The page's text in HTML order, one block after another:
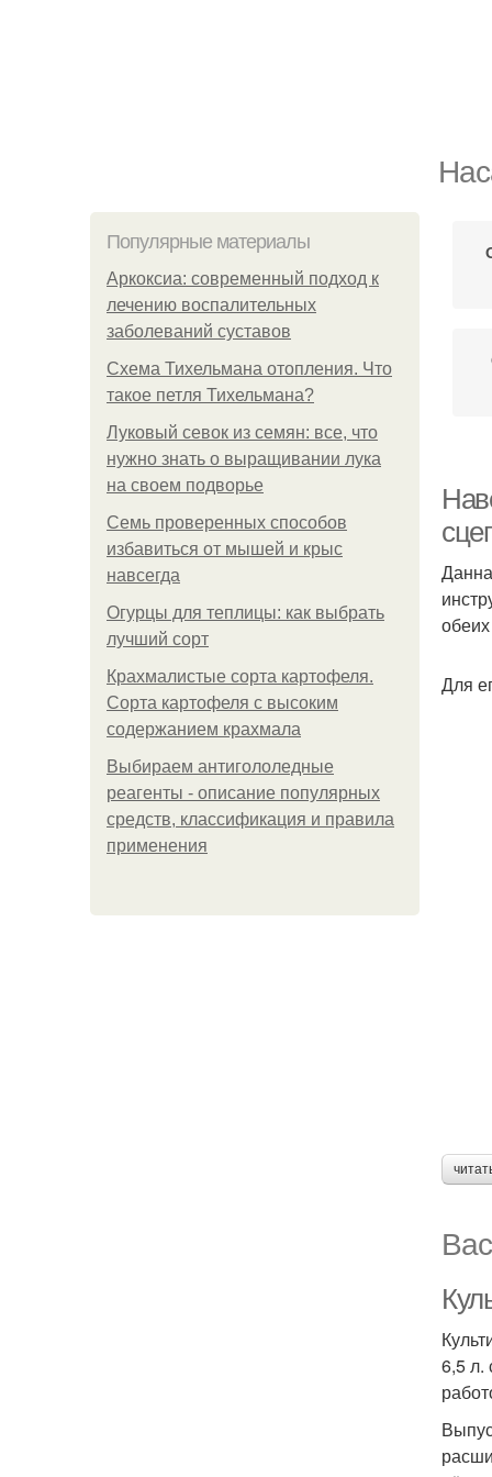
Популярные материалы
Аркоксиа: современный подход к
лечению воспалительных
заболеваний суставов
Схема Тихельмана отопления. Что
такое петля Тихельмана?
Луковый севок из семян: все, что
нужно знать о выращивании лука
на своем подворье
Семь проверенных способов
избавиться от мышей и крыс
навсегда
Огурцы для теплицы: как выбрать
лучший сорт
Крахмалистые сорта картофеля.
Сорта картофеля с высоким
содержанием крахмала
Выбираем антигололедные
реагенты - описание популярных
средств, классификация и правила
применения
Для
6,5 л.